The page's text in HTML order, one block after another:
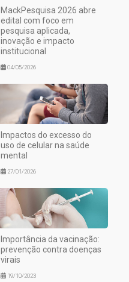
MackPesquisa 2026 abre
edital com foco em
pesquisa aplicada,
inovação e impacto
institucional
04/05/2026
Impactos do excesso do
uso de celular na saúde
mental
27/01/2026
Importância da vacinação:
prevenção contra doenças
virais
19/10/2023